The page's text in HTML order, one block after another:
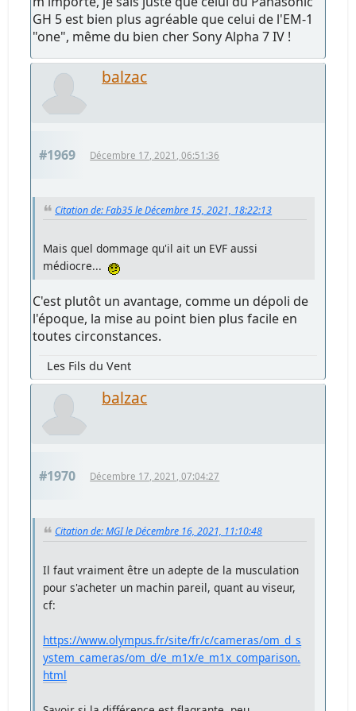
GH 5 est bien plus agréable que celui de l'EM-1
"one", même du bien cher Sony Alpha 7 IV !
balzac
#1969 Décembre 17, 2021, 06:51:36
Citation de: Fab35 le Décembre 15, 2021, 18:22:13
Mais quel dommage qu'il ait un EVF aussi
médiocre...
C'est plutôt un avantage, comme un dépoli de
l'époque, la mise au point bien plus facile en
toutes circonstances.
Les Fils du Vent
balzac
#1970 Décembre 17, 2021, 07:04:27
Citation de: MGI le Décembre 16, 2021, 11:10:48
Il faut vraiment être un adepte de la musculation
pour s'acheter un machin pareil, quant au viseur,
cf:
https://www.olympus.fr/site/fr/c/cameras/om_d_s
ystem_cameras/om_d/e_m1x/e_m1x_comparison.
html